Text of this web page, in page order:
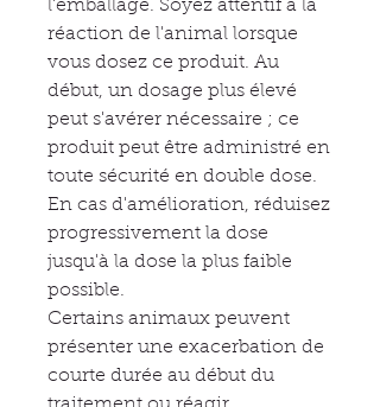
l'emballage. Soyez attentif à la
réaction de l'animal lorsque
vous dosez ce produit. Au
début, un dosage plus élevé
peut s'avérer nécessaire ; ce
produit peut être administré en
toute sécurité en double dose.
En cas d'amélioration, réduisez
progressivement la dose
jusqu'à la dose la plus faible
possible.
Certains animaux peuvent
présenter une exacerbation de
courte durée au début du